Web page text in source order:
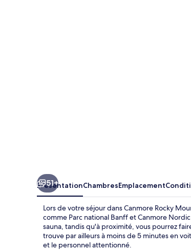
51+
PrésentationChambresEmplacement
Lors de votre séjour dans Canmore Rocky
comme Parc national Banff et Canmore
sauna, tandis qu'à proximité, vous pourrez
trouve par ailleurs à moins de 5 minutes en
et le personnel attentionné.